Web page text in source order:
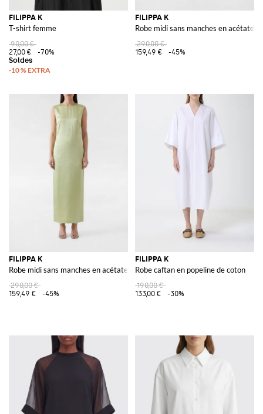
FILIPPA K
T-shirt femme
90,00 €
27,00 €
-70%
FILIPPA K
Robe midi sans manches en acétate
290,00 €
159,49 €
-45%
FILIPPA K
Robe midi sans manches en acétate avec détail découpé
290,00 €
159,49 €
-45%
FILIPPA K
Robe caftan en popeline de coton
190,00 €
133,00 €
-30%